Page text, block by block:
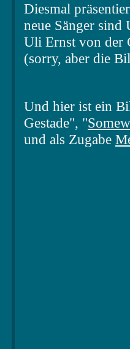
Diesmal
neue Sänger
Uli Ernst von der
(sorry, aber die
Und hier ist ein
Gestade", "
und als Zugabe